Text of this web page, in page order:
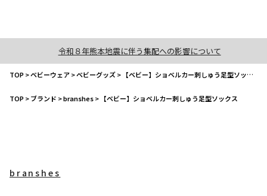
令和８年熊本地震に伴う集配への影響について
TOP>ベビーウェア>ベビーグッズ> 【ベビー】ショベルカー刺しゅう足型ソックス
TOP>ブランド >branshes> 【ベビー】ショベルカー刺しゅう足型ソックス
branshes